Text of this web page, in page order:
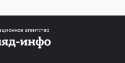
агентство